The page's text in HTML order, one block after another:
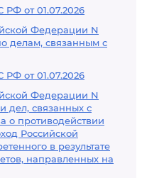
от 01.07.2026
Федерации N
делам, связанным с
от 01.07.2026
Федерации N
дел, связанных с
о противодействии
Российской
в результате
направленных на